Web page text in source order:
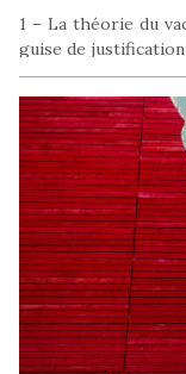
1 – La théorie du
guise de